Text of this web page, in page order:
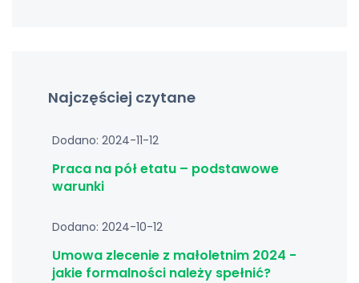
Najczęściej czytane
Dodano: 2024-11-12
Praca na pół etatu – podstawowe
warunki
Dodano: 2024-10-12
Umowa zlecenie z małoletnim 2024 -
jakie formalności należy spełnić?